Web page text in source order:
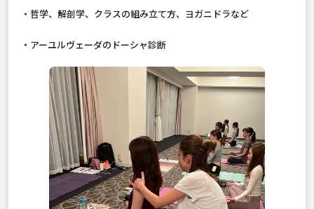
・哲学、解剖学、クラスの組み立て方、ヨガニドラなど
・アーユルヴェーダのドーシャ診断